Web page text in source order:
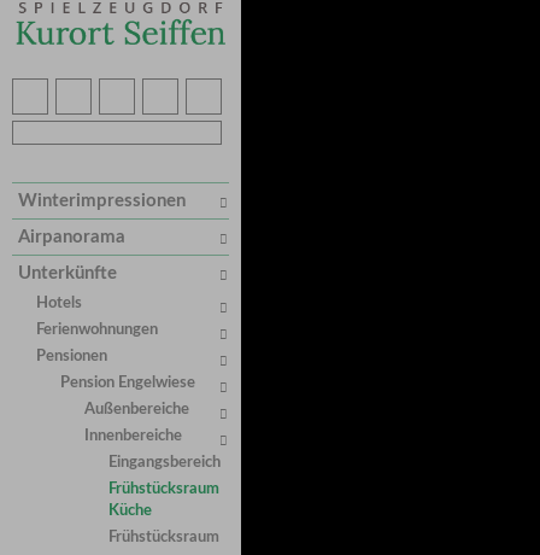
Winterimpressionen
Airpanorama
Unterkünfte
Hotels
Ferienwohnungen
Pensionen
Pension Engelwiese
Außenbereiche
Innenbereiche
Eingangsbereich
Frühstücksraum
Küche
Frühstücksraum